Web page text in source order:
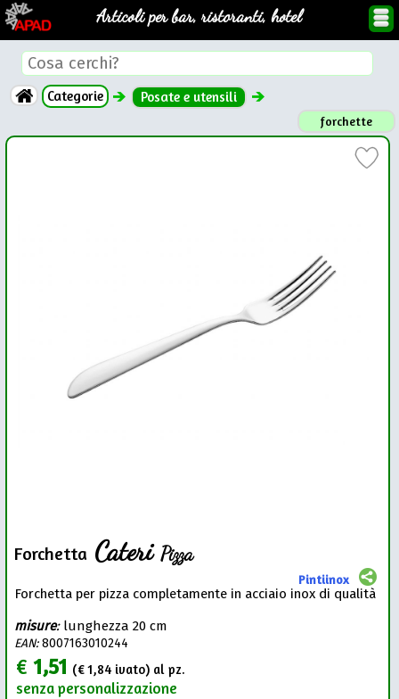
Articoli per bar, ristoranti, hotel
Categorie Posate e utensili
forchette
Forchetta CateriPizza
Pintiinox
Forchetta per pizza completamente in acciaio inox di qualità
misure: lunghezza 20 cm
EAN:8007163010244
€1,51 (€1,84ivato) al pz.
senza personalizzazione